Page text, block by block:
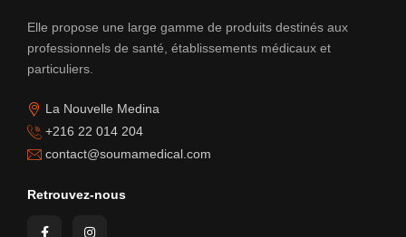
Elle propose une large gamme de produits destinés aux
professionnels de santé, établissements médicaux et
particuliers.
La Nouvelle Medina
+216 22 014 204
contact@soumamedical.com
Retrouvez-nous